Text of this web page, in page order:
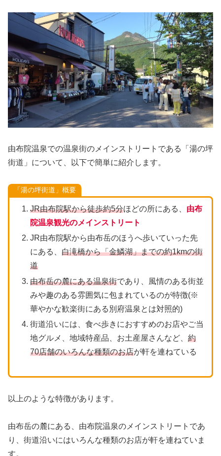
由布院温泉での温泉街のメインストリートである「湯の坪
街道」について、以下で簡単に紹介します。
「湯の坪街道」概要
JR由布院駅から徒歩約5分ほどの所にある、 由布
院温泉観光のメインストリート
JR由布院駅から由布岳のほうへ歩いていった先
にある、 白滝橋から「金鱗湖」までの約1kmの街
道
由布岳の麓にある温泉街であり、風情のある街並
みや趣のある雰囲気に包まれているのが特徴(※
華やかな歓楽街にある別府温泉とは対照的)
街道沿いには、食べ歩きにおすすめのお店やご当
地グルメ、地域特産品、お土産屋さんなど、 約
70店舗のいろんな種類のお店が軒を連ねている
以上のような特徴があります。
由布岳の麓にある、由布院温泉のメインストリートであ
り、街道沿いにはいろんな種類のお店が軒を連ねていま
す。